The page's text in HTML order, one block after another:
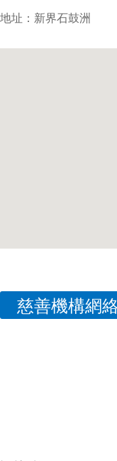
地址：新界石鼓洲
慈善機構網